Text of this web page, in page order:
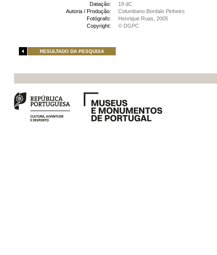
Datação:
19 dC
Autoria / Produção:
Columbano Bordalo Pinheiro
Fotógrafo:
Henrique Ruas, 2005
Copyright:
© DGPC
RESULTADO DA PESQUISA